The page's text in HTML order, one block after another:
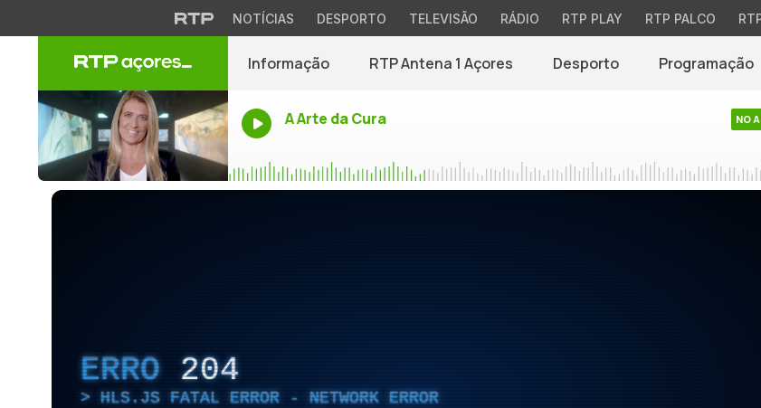
NOTÍCIAS DESPORTO TELEVISÃO RÁDIO RTP PLAY RTP PALCO
Informação RTP Antena 1 Açores Desporto Programação
A Arte da Cura NO
ERRO 204
HLS.JS FATAL ERROR - NETWORK ERROR